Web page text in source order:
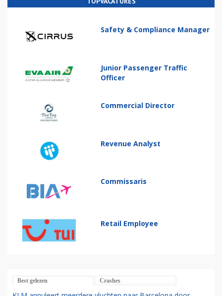
Safety & Compliance Manager
Junior Passenger Traffic
Officer
Commercial Director
Revenue Analyst
Commissaris
Retail Employee
Best gelezen Crashes